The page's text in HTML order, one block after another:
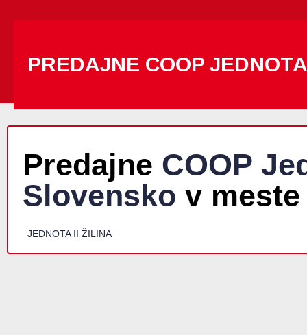
PREDAJNE COOP
Predajne COOP
Slovensko v
JEDNOTA II ŽILINA